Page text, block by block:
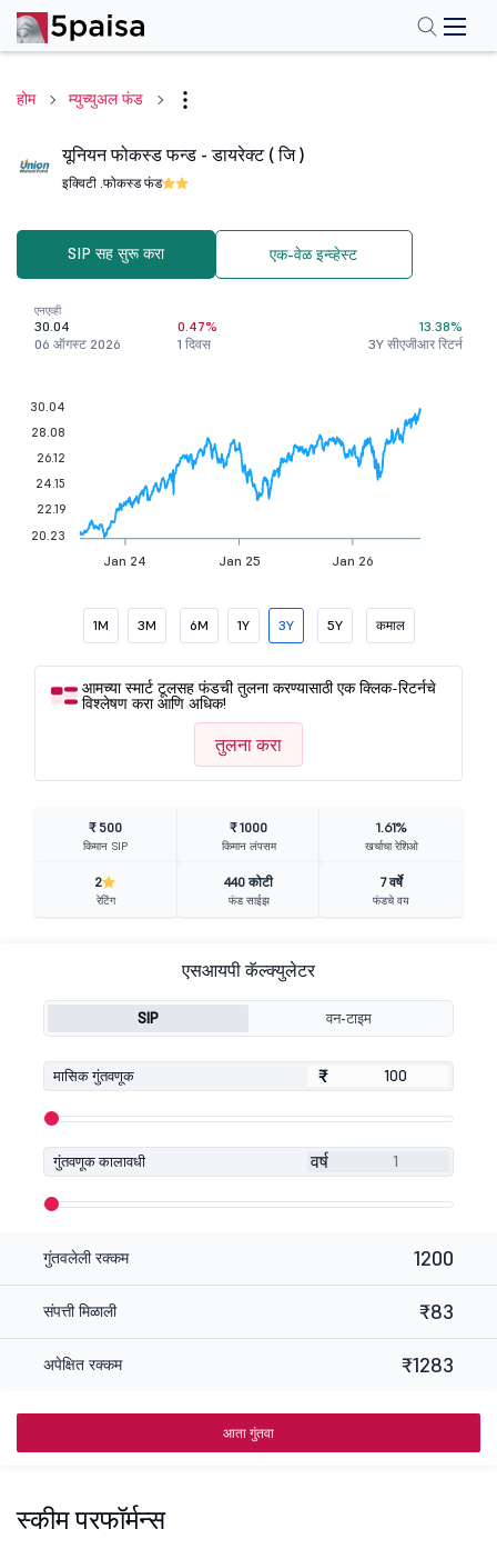
होम म्युच्युअल फंड
यूनियन फोकस्ड फन्ड - डायरेक्ट ( जि )
इक्विटी .फोकस्ड फंड
SIP सह सुरू करा एक-वेळ इन्व्हेस्ट
एनएव्ही
30.04
06 ऑगस्ट 2026
0.47%
1 दिवस
13.38%
3Y सीएजीआर रिटर्न
Jan 24 Jan 25 Jan 26
30.04
28.08
26.12
24.15
22.19
20.23
1M 3M 6M 1Y 3Y 5Y कमाल
आमच्या स्मार्ट टूलसह फंडची तुलना करण्यासाठी एक क्लिक-रिटर्नचे
विश्लेषण करा आणि अधिक!
तुलना करा
₹ 500
किमान SIP
₹ 1000
किमान लंपसम
1.61%
खर्चाचा रेशिओ
2
रेटिंग
440 कोटी
फंड साईझ
7 वर्षे
फंडचे वय
एसआयपी कॅल्क्युलेटर
SIP वन-टाइम
मासिक गुंतवणूक ₹
₹
गुंतवणूक कालावधी वर्ष
गुंतवलेली रक्कम 1200
संपत्ती मिळाली ₹83
अपेक्षित रक्कम ₹1283
आता गुंतवा
स्कीम परफॉर्मन्स